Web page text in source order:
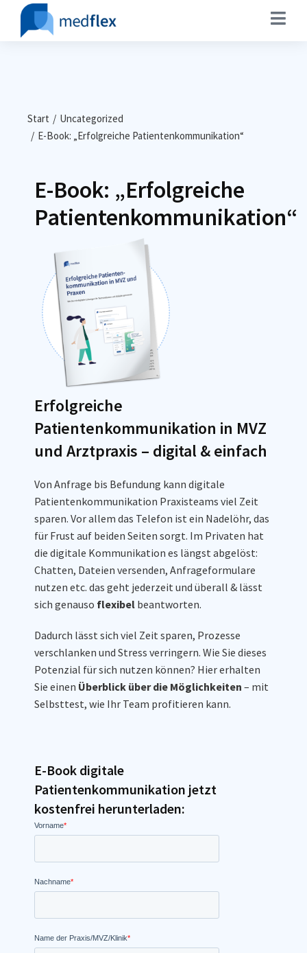
Sie befinden sich hier:
Start
Uncategorized
E-Book: „Erfolgreiche Patientenkommunikation“
E-Book: „Erfolgreiche
Patientenkommunikation“
Erfolgreiche
Patientenkommunikation in MVZ
und Arztpraxis – digital & einfach
Von Anfrage bis Befundung kann digitale
Patientenkommunikation Praxisteams viel Zeit
sparen. Vor allem das Telefon ist ein Nadelöhr, das
für Frust auf beiden Seiten sorgt. Im Privaten hat
die digitale Kommunikation es längst abgelöst:
Chatten, Dateien versenden, Anfrageformulare
nutzen etc. das geht jederzeit und überall & lässt
sich genauso flexibel beantworten.
Dadurch lässt sich viel Zeit sparen, Prozesse
verschlanken und Stress verringern. Wie Sie dieses
Potenzial für sich nutzen können? Hier erhalten
Sie einen Überblick über die Möglichkeiten – mit
Selbsttest, wie Ihr Team profitieren kann.
E-Book digitale
Patientenkommunikation jetzt
kostenfrei herunterladen: